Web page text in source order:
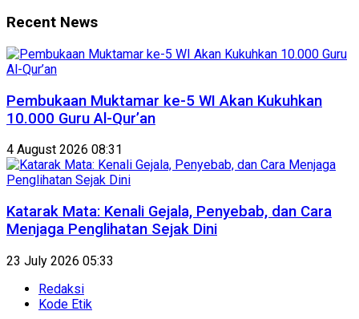
Recent News
Pembukaan Muktamar ke-5 WI Akan Kukuhkan
10.000 Guru Al-Qur’an
4 August 2026 08:31
Katarak Mata: Kenali Gejala, Penyebab, dan Cara
Menjaga Penglihatan Sejak Dini
23 July 2026 05:33
Redaksi
Kode Etik